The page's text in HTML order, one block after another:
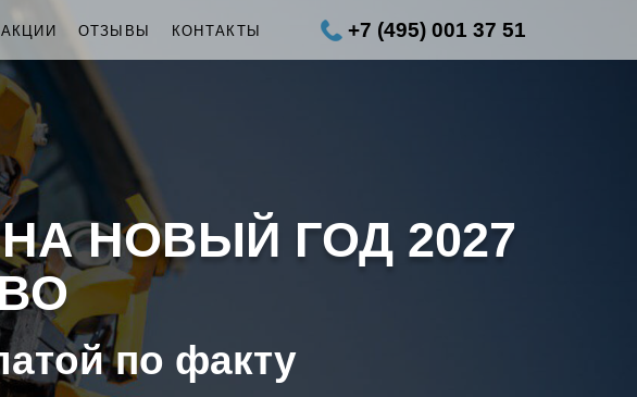
АКЦИИ ОТЗЫВЫ КОНТАКТЫ +7 (495) 001 37 51
НОВЫЙ ГОД 2027
по факту